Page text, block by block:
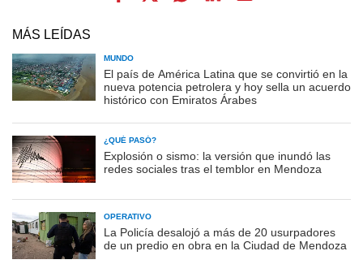
MÁS LEÍDAS
MUNDO
El país de América Latina que se convirtió en la
nueva potencia petrolera y hoy sella un acuerdo
histórico con Emiratos Árabes
¿QUÉ PASÓ?
Explosión o sismo: la versión que inundó las
redes sociales tras el temblor en Mendoza
OPERATIVO
La Policía desalojó a más de 20 usurpadores
de un predio en obra en la Ciudad de Mendoza